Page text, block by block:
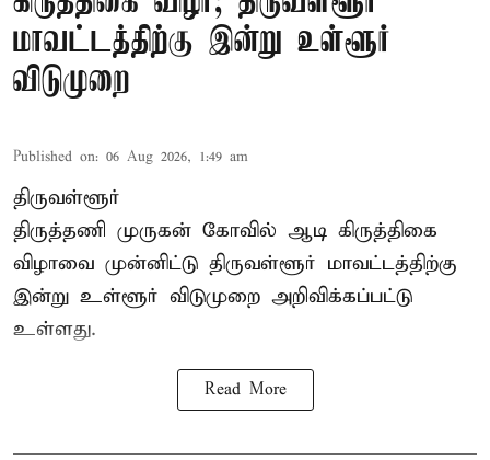
மாவட்டத்திற்கு இன்று உள்ளூர்
விடுமுறை
Published on: 06 Aug 2026, 1:49 am
திருவள்ளூர்
திருத்தணி முருகன் கோவில் ஆடி கிருத்திகை
விழாவை முன்னிட்டு திருவள்ளூர் மாவட்டத்திற்கு
இன்று உள்ளூர் விடுமுறை அறிவிக்கப்பட்டு
உள்ளது.
Read More